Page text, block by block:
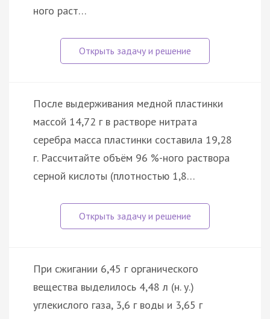
ного раст…
После выдерживания медной пластинки
массой 14,72 г в растворе нитрата
серебра масса пластинки составила 19,28
г. Рассчитайте объём 96 %-ного раствора
серной кислоты (плотностью 1,8…
При сжигании 6,45 г органического
вещества выделилось 4,48 л (н. у.)
углекислого газа, 3,6 г воды и 3,65 г